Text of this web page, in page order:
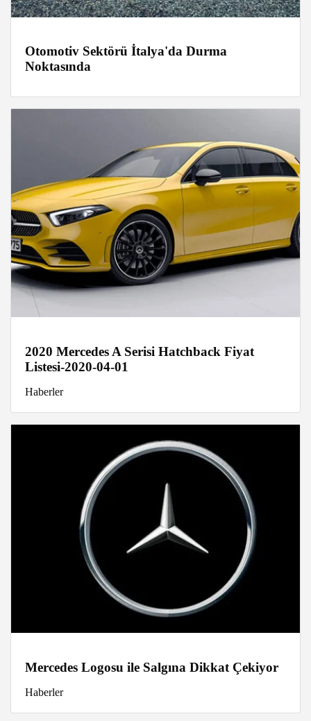
Otomotiv Sektörü İtalya'da Durma
Noktasında
2020 Mercedes A Serisi Hatchback Fiyat
Listesi-2020-04-01
Haberler
Mercedes Logosu ile Salgına Dikkat Çekiyor
Haberler